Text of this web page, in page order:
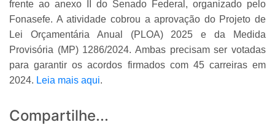
frente ao anexo II do Senado Federal, organizado pelo
Fonasefe. A atividade cobrou a aprovação do Projeto de
Lei Orçamentária Anual (PLOA) 2025 e da Medida
Provisória (MP) 1286/2024. Ambas precisam ser votadas
para garantir os acordos firmados com 45 carreiras em
2024. Leia mais aqui.
Compartilhe...